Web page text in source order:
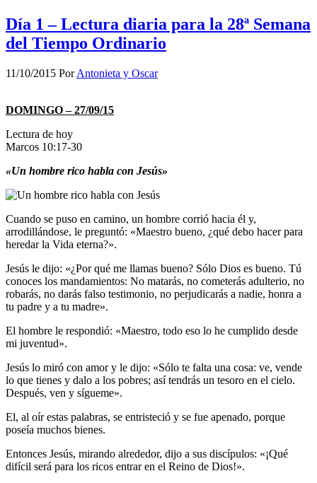
Día 1 – Lectura diaria para la 28ª Semana
del Tiempo Ordinario
11/10/2015 PorAntonieta y Oscar
DOMINGO – 27/09/15
Lectura de hoy
Marcos 10:17-30
«Un hombre rico habla con Jesús»
Cuando se puso en camino, un hombre corrió hacia él y,
arrodillándose, le preguntó: «Maestro bueno, ¿qué debo hacer para
heredar la Vida eterna?».
Jesús le dijo: «¿Por qué me llamas bueno? Sólo Dios es bueno. Tú
conoces los mandamientos: No matarás, no cometerás adulterio, no
robarás, no darás falso testimonio, no perjudicarás a nadie, honra a
tu padre y a tu madre».
El hombre le respondió: «Maestro, todo eso lo he cumplido desde
mi juventud».
Jesús lo miró con amor y le dijo: «Sólo te falta una cosa: ve, vende
lo que tienes y dalo a los pobres; así tendrás un tesoro en el cielo.
Después, ven y sígueme».
El, al oír estas palabras, se entristeció y se fue apenado, porque
poseía muchos bienes.
Entonces Jesús, mirando alrededor, dijo a sus discípulos: «¡Qué
difícil será para los ricos entrar en el Reino de Dios!».